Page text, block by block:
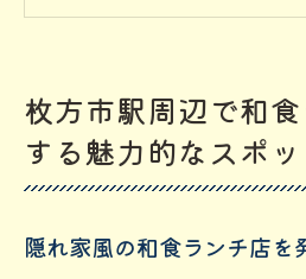
枚方市駅での和食ラン
地元の新鮮な食材を味わう
チ体験
地元農家直送の新鮮野
枚方市駅周辺で和
する魅力的なスポッ
隠れ家風の和食ランチ店を